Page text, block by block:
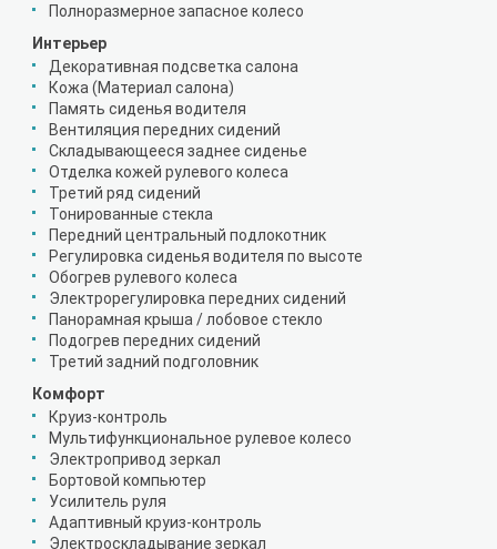
Полноразмерное запасное колесо
Интерьер
Декоративная подсветка салона
Кожа (Материал салона)
Память сиденья водителя
Вентиляция передних сидений
Складывающееся заднее сиденье
Отделка кожей рулевого колеса
Третий ряд сидений
Тонированные стекла
Передний центральный подлокотник
Регулировка сиденья водителя по высоте
Обогрев рулевого колеса
Электрорегулировка передних сидений
Панорамная крыша / лобовое стекло
Подогрев передних сидений
Третий задний подголовник
Комфорт
Круиз-контроль
Мультифункциональное рулевое колесо
Электропривод зеркал
Бортовой компьютер
Усилитель руля
Адаптивный круиз-контроль
Электроскладывание зеркал